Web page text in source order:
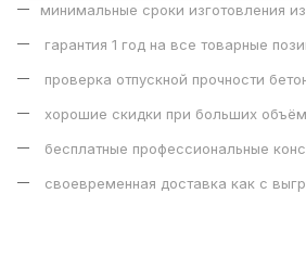
минимальные сроки изготовления
гарантия 1 год на все товарные
проверка отпускной прочности
хорошие скидки при больших
бесплатные профессиональные
своевременная доставка как с